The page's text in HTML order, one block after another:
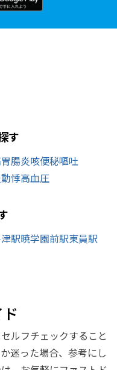
す
胃腸炎咳便秘嘔吐
動悸高血圧
駅暁学園前駅東員駅
ルフチェックすること
迷った場合、参考にし